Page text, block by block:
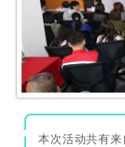
本次活动共有